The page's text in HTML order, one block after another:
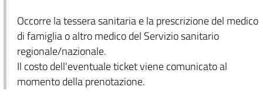
Occorre la tessera sanitaria e la prescrizione del medico
di famiglia o altro medico del Servizio sanitario
regionale/nazionale.
Il costo dell'eventuale ticket viene comunicato al
momento della prenotazione.